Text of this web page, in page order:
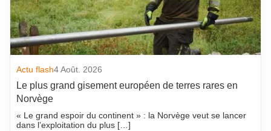
Actu flash4 Août. 2026
Le plus grand gisement européen de terres rares en
Norvège
« Le grand espoir du continent » : la Norvège veut se lancer
dans l’exploitation du plus […]